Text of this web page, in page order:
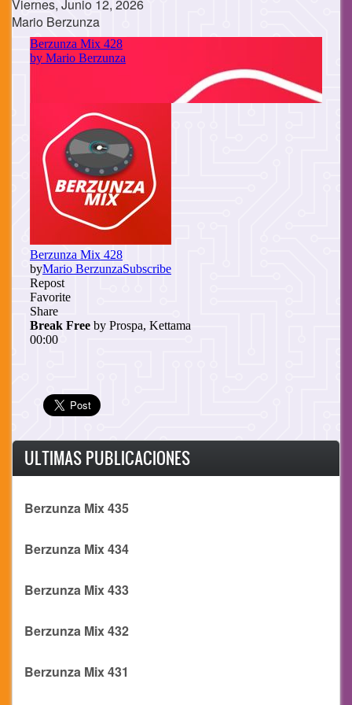
Viernes, Junio 12, 2026
Mario Berzunza
Cuerpo
ULTIMAS PUBLICACIONES
Berzunza Mix 435
Berzunza Mix 434
Berzunza Mix 433
Berzunza Mix 432
Berzunza Mix 431